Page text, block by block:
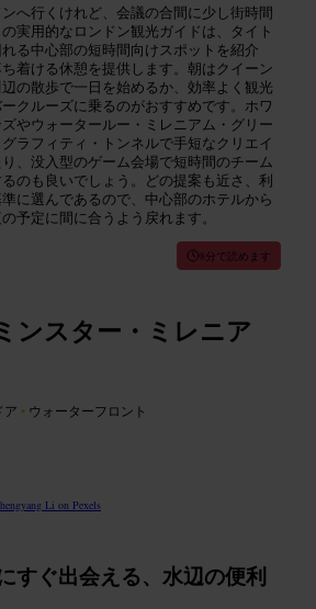
へ行くけれど、会議の合間に少し街時間
実用的なロンドン観光ガイドは、タイト
る中心部の短時間向けスポットを紹介
着ける休憩を提供します。朝はクイーン
の散歩で一日を始めるか、効率よく観光
クルーズに乗るのがおすすめです。ホワ
やウォータールー・ミレニアム・グリー
ラフィティ・トンネルで手短なクリエイ
、没入型のゲーム会場で短時間のチーム
のも良いでしょう。どの提案も近さ、利
に選んであるので、中心部のホテルから
予定に間に合うよう戻れます。
8分で読めます
ンスター・ミレニア
ア • ウォーターフロント
Li on Pexels
すぐ出会える、水辺の便利